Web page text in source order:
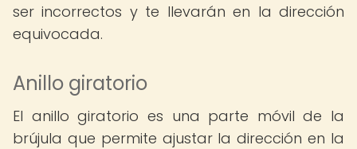
ser incorrectos y te llevarán en la dirección
equivocada.
Anillo giratorio
El anillo giratorio es una parte móvil de la
brújula que permite ajustar la dirección en la